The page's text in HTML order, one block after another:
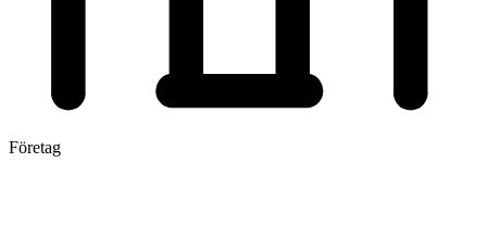
Företag